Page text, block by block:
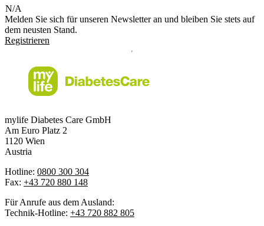
N/A
Melden Sie sich für unseren Newsletter an und bleiben Sie stets auf
dem neusten Stand.
Registrieren
mylife Diabetes Care GmbH
Am Euro Platz 2
1120 Wien
Austria
Hotline: 0800 300 304
Fax: +43 720 880 148
Für Anrufe aus dem Ausland:
Technik-Hotline: +43 720 882 805